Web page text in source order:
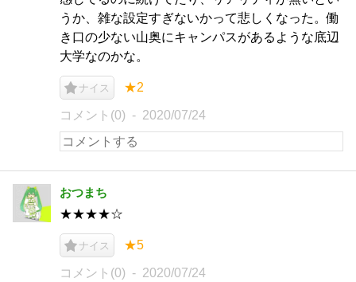
うか、雑な設定すぎないかって悲しくなった。働
き口の少ない山奥にキャンパスがあるような底辺
大学なのかな。
ナイス ★2
コメント(0) 2020/07/24
おつまち
★★★★☆
ナイス ★5
コメント(0) 2020/07/24